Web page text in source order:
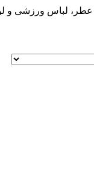
عطر، لباس ورزشی و